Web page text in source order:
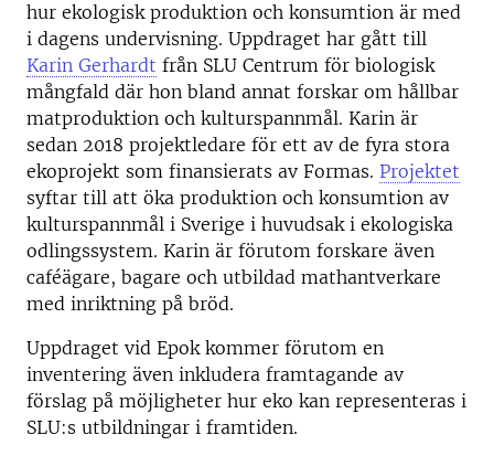
hur ekologisk produktion och konsumtion är med
i dagens undervisning. Uppdraget har gått till
Karin Gerhardt från SLU Centrum för biologisk
mångfald där hon bland annat forskar om hållbar
matproduktion och kulturspannmål. Karin är
sedan 2018 projektledare för ett av de fyra stora
ekoprojekt som finansierats av Formas. Projektet
syftar till att öka produktion och konsumtion av
kulturspannmål i Sverige i huvudsak i ekologiska
odlingssystem. Karin är förutom forskare även
caféägare, bagare och utbildad mathantverkare
med inriktning på bröd.
Uppdraget vid Epok kommer förutom en
inventering även inkludera framtagande av
förslag på möjligheter hur eko kan representeras i
SLU:s utbildningar i framtiden.